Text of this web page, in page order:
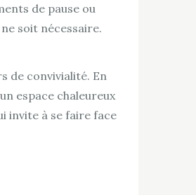
de pause ou
soit nécessaire.
de convivialité. En
espace chaleureux
invite à se faire face